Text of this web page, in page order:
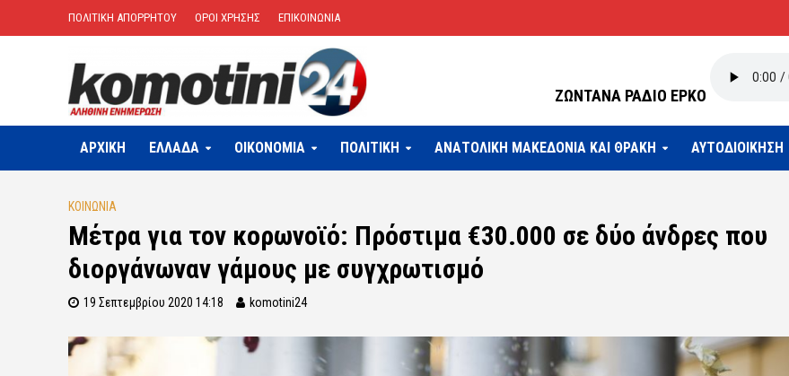
ΠΟΛΙΤΙΚΗ ΑΠΟΡΡΗΤΟΥ ΟΡΟΙ ΧΡΗΣΗΣ ΕΠΙΚΟΙΝΩΝΙΑ
ΖΩΝΤΑΝΑ ΡΑΔΙΟ ΕΡΚΟ
ΑΡΧΙΚΗ ΕΛΛΑΔΑ OIKONOMIA ΠΟΛΙΤΙΚΗ ΑΝΑΤΟΛΙΚΗ ΜΑΚΕΔΟΝΙΑ ΚΑΙ ΘΡΑΚΗ ΑΥΤΟΔΙΟΙΚΗΣΗ
ΚΟΙΝΩΝΙΑ
Μέτρα για τον κορωνοϊό: Πρόστιμα €30.000 σε δύο άνδρες που
διοργάνωναν γάμους με συγχρωτισμό
19 Σεπτεμβρίου 2020 14:18 komotini24